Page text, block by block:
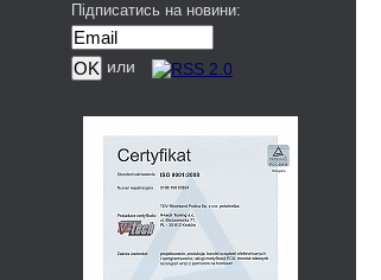
Підписатись на новини:
или